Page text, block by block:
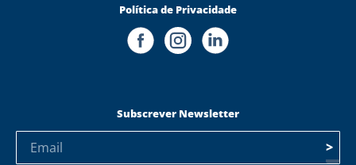
Política de Privacidade
Subscrever Newsletter
>